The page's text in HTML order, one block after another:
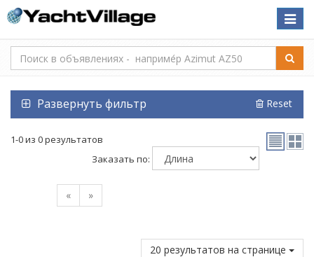
Toggle
Развернуть фильтр Reset
1-0 из 0 результатов
Заказать по:
« »
20 результатов на странице